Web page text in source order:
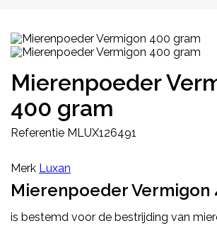
Mierenpoeder
400 gram
Referentie MLUX126491
Merk Luxan
Mierenpoeder Vermigon
is bestemd voor de bestrijding van